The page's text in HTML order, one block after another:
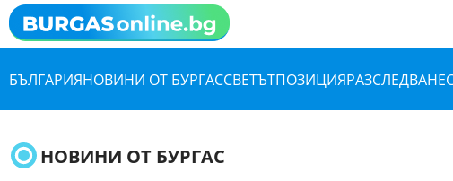
БЪЛГАРИЯНОВИНИ ОТ БУРГАССВЕТЪТПОЗИЦИЯРАЗСЛЕДВАНЕ
НОВИНИ ОТ БУРГАС